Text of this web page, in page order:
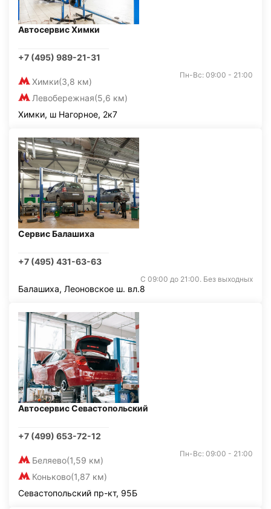
Автосервис Химки
+7 (495) 989-21-31
Химки(3,8 км)
Левобережная(5,6 км)
Пн-Вс: 09:00 - 21:00
Химки, ш Нагорное, 2к7
Сервис Балашиха
+7 (495) 431-63-63
С 09:00 до 21:00. Без выходных
Балашиха, Леоновское ш. вл.8
Автосервис Севастопольский
+7 (499) 653-72-12
Беляево(1,59 км)
Коньково(1,87 км)
Пн-Вс: 09:00 - 21:00
Севастопольский пр-кт, 95Б